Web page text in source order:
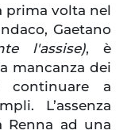
prima volta nel
Gaetano
l'assise), è
mancanza dei
continuare a
L’assenza
Renna ad una